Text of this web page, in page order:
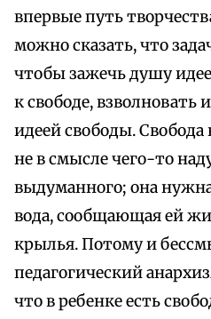
впервые путь
можно сказать, что
чтобы зажечь душу
к свободе, взволновать
идеей свободы. Свобода
не в смысле чего-то
выдуманного; она
вода, сообщающая ей
крылья. Потому и
педагогический
что в ребенке есть